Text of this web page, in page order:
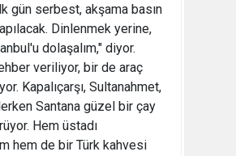
gün serbest, akşama basın
Dinlenmek yerine,
dolaşalım," diyor.
veriliyor, bir de araç
Kapalıçarşı, Sultanahmet,
Santana güzel bir çay
Hem üstadı
hem de bir Türk kahvesi